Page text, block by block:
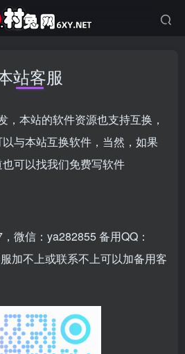
站客服
，本站的软件资源也支持互换，
与本站互换软件，当然，如果
可以找我们免费写软件
微信：ya282855 备用QQ：
加不上或联系不上可以加备用客